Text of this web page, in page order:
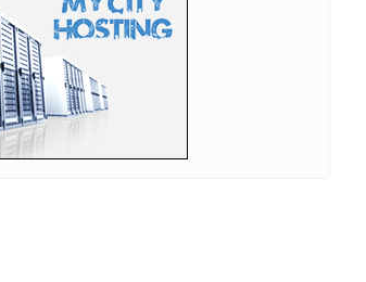
sin napunio 18 godina: Emotivna poruka pevačice o
tuča navijača Dinama i Hajduka na parkingu
sjednica u Prištini: Poslanica jajima gađala Kurtija